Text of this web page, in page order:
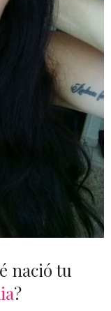
nació tu
?